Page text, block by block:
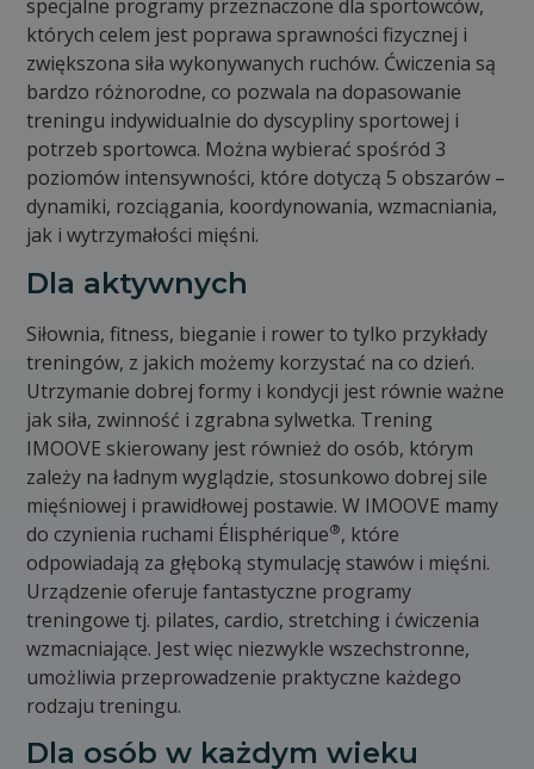
specjalne programy przeznaczone dla sportowców,
których celem jest poprawa sprawności fizycznej i
zwiększona siła wykonywanych ruchów. Ćwiczenia są
bardzo różnorodne, co pozwala na dopasowanie
treningu indywidualnie do dyscypliny sportowej i
potrzeb sportowca. Można wybierać spośród 3
poziomów intensywności, które dotyczą 5 obszarów –
dynamiki, rozciągania, koordynowania, wzmacniania,
jak i wytrzymałości mięśni.
Dla aktywnych
Siłownia, fitness, bieganie i rower to tylko przykłady
treningów, z jakich możemy korzystać na co dzień.
Utrzymanie dobrej formy i kondycji jest równie ważne
jak siła, zwinność i zgrabna sylwetka. Trening
IMOOVE skierowany jest również do osób, którym
zależy na ładnym wyglądzie, stosunkowo dobrej sile
mięśniowej i prawidłowej postawie. W IMOOVE mamy
do czynienia ruchami Élisphérique®, które
odpowiadają za głęboką stymulację stawów i mięśni.
Urządzenie oferuje fantastyczne programy
treningowe tj. pilates, cardio, stretching i ćwiczenia
wzmacniające. Jest więc niezwykle wszechstronne,
umożliwia przeprowadzenie praktyczne każdego
rodzaju treningu.
Dla osób w każdym wieku